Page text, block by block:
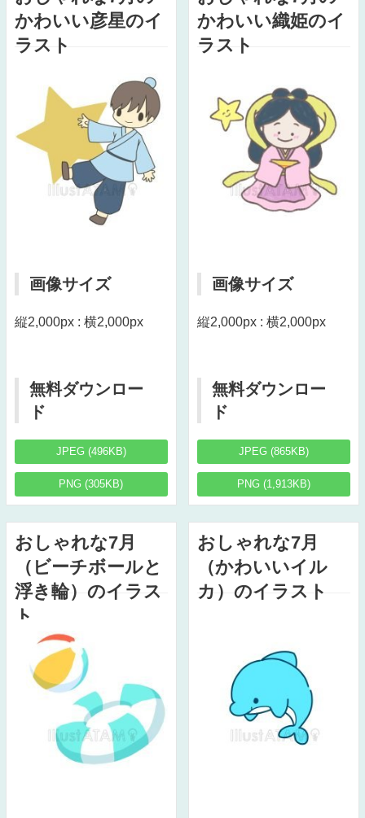
かわいい彦星のイ
ラスト
画像サイズ
縦2,000px : 横2,000px
無料ダウンロー
ド
JPEG (496KB)
PNG (305KB)
かわいい織姫のイ
ラスト
画像サイズ
縦2,000px : 横2,000px
無料ダウンロー
ド
JPEG (865KB)
PNG (1,913KB)
おしゃれな7月
（ビーチボールと
浮き輪）のイラス
ト
おしゃれな7月
（かわいいイル
カ）のイラスト